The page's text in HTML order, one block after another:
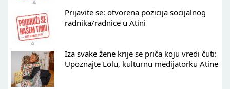
Prijavite se: otvorena pozicija socijalnog
radnika/radnice u Atini
Iza svake žene krije se priča koju vredi čuti:
Upoznajte Lolu, kulturnu medijatorku Atine